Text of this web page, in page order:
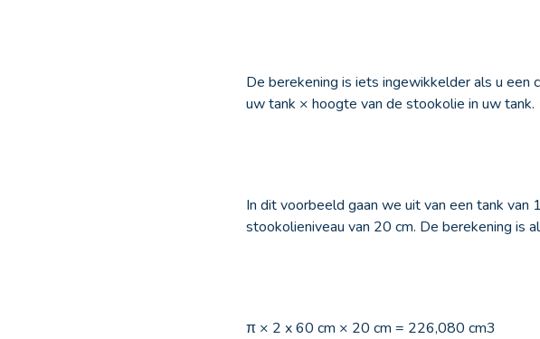
De berekening is iets ingewikkelder als u
uw tank × hoogte van de stookolie in uw tank.
In dit voorbeeld gaan we uit van een tank
stookolieniveau van 20 cm. De berekening is
π × 2 x 60 cm × 20 cm = 226,080 cm3